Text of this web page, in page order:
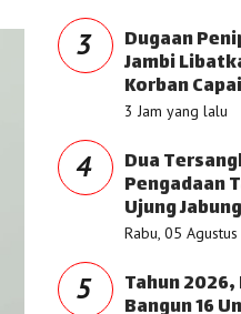
3 Dugaan
Jambi
Korban
3 Jam yang lalu
4 Dua
Pengadaan
Ujung
Rabu, 05
5 Tahun 2026,